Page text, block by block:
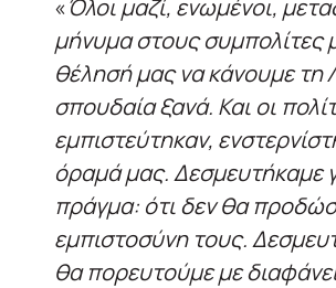
«Όλοι μαζί, ενωμένοι,
μήνυμα στους συμπολίτες
θέλησή μας να κάνουμε τη
σπουδαία ξανά. Και οι
εμπιστεύτηκαν,
όραμά μας. Δεσμευτήκαμε
πράγμα: ότι δεν θα
εμπιστοσύνη τους.
θα πορευτούμε με